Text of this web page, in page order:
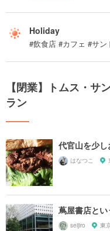
Holiday
#飲食店 #カフェ #サン
【閉業】トムス・サ
ラン
代官山を少
はなつこ
蔦屋書店と
seijiro 東